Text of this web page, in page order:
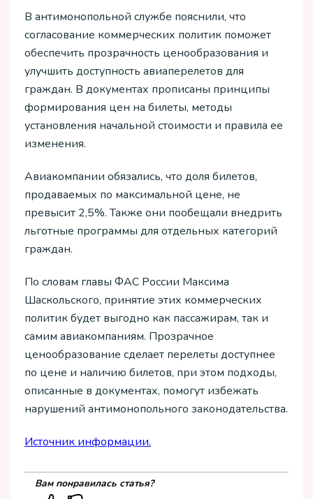
В антимонопольной службе пояснили, что
согласование коммерческих политик поможет
обеспечить прозрачность ценообразования и
улучшить доступность авиаперелетов для
граждан. В документах прописаны принципы
формирования цен на билеты, методы
установления начальной стоимости и правила ее
изменения.
Авиакомпании обязались, что доля билетов,
продаваемых по максимальной цене, не
превысит 2,5%. Также они пообещали внедрить
льготные программы для отдельных категорий
граждан.
По словам главы ФАС России Максима
Шаскольского, принятие этих коммерческих
политик будет выгодно как пассажирам, так и
самим авиакомпаниям. Прозрачное
ценообразование сделает перелеты доступнее
по цене и наличию билетов, при этом подходы,
описанные в документах, помогут избежать
нарушений антимонопольного законодательства.
Источник информации.
Вам понравилась статья?